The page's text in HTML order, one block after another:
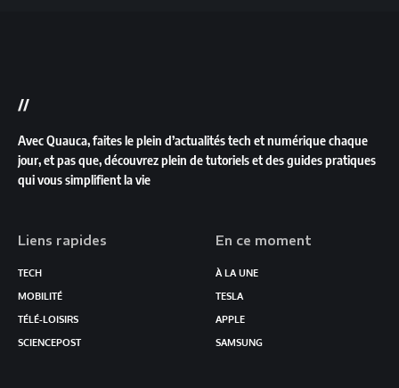
//
Avec Quauca, faites le plein d’actualités tech et numérique chaque
jour, et pas que, découvrez plein de tutoriels et des guides pratiques
qui vous simplifient la vie
Liens rapides
TECH
MOBILITÉ
TÉLÉ-LOISIRS
SCIENCEPOST
En ce moment
À LA UNE
TESLA
APPLE
SAMSUNG